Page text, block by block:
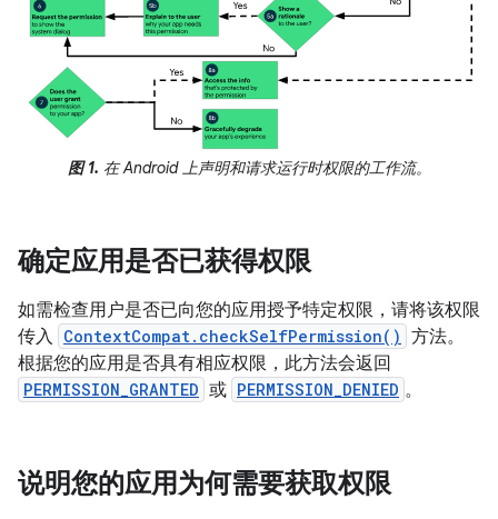
图 1. 在 Android 上声明和请求运行时权限的工作流。
确定应用是否已获得权限
如需检查用户是否已向您的应用授予特定权限，请将该权限
传入 ContextCompat.checkSelfPermission() 方法。
根据您的应用是否具有相应权限，此方法会返回
PERMISSION_GRANTED 或 PERMISSION_DENIED 。
说明您的应用为何需要获取权限